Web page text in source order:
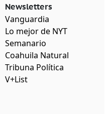
Newsletters
Vanguardia
Lo mejor de NYT
Semanario
Coahuila Natural
Tribuna Política
V+List